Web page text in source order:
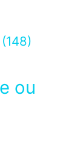
(148)
ou